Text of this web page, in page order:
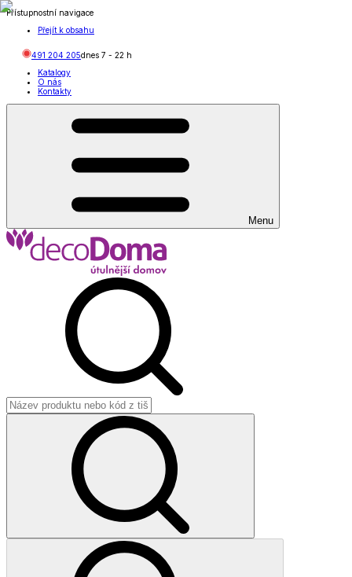
Přístupnostní navigace
Přejít k obsahu
491 204 205dnes 7 - 22 h
Katalogy
O nás
Kontakty
Menu